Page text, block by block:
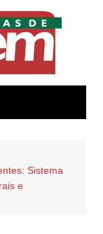
Sistema
e